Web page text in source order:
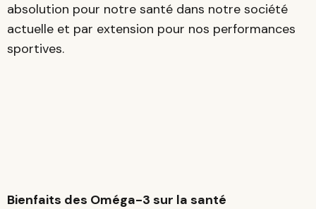
absolution pour notre santé dans notre société
actuelle et par extension pour nos performances
sportives.
Bienfaits des Oméga-3 sur la santé